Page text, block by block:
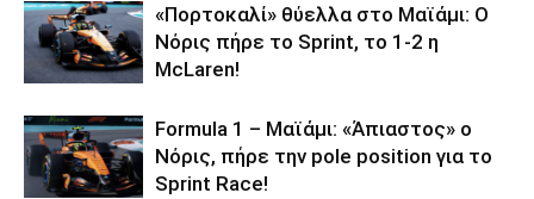
«Πορτοκαλί» θύελλα στο Μαϊάμι: Ο
Νόρις πήρε το Sprint, το 1-2 η
McLaren!
Formula 1 – Μαϊάμι: «Άπιαστος» ο
Νόρις, πήρε την pole position για το
Sprint Race!